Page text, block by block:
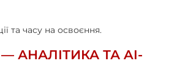
та часу на освоєння.
— АНАЛІТИКА ТА AI-